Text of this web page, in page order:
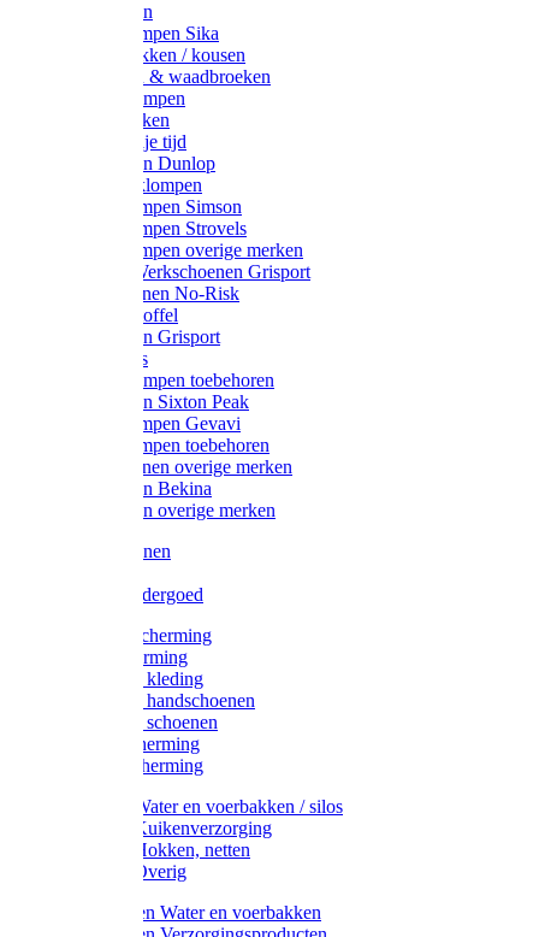
Werksokken
Schoenklompen Sika
Thermo sokken / kousen
Lieslaarzen & waadbroeken
Houten klompen
Wandelsokken
Laarzen vrije tijd
Werklaarzen Dunlop
Kunststof klompen
Schoenklompen Simson
Schoenklompen Strovels
Schoenklompen overige merken
Wandel-/ Werkschoenen Grisport
Werkschoenen No-Risk
Klomppantoffel
Werklaarzen Grisport
Accessoires
Houten klompen toebehoren
Werklaarzen Sixton Peak
Schoenklompen Gevavi
Schoenklompen toebehoren
Werkschoenen overige merken
Werklaarzen Bekina
Werklaarzen overige merken
Handschoenen
Thermo ondergoed
Gehoorbescherming
Oogbescherming
Disposable kleding
Disposable handschoenen
Disposable schoenen
Mondbescherming
Hoofdbescherming
Pluimvee Water en voerbakken / silos
Pluimvee Kuikenverzorging
Pluimvee Hokken, netten
Pluimvee Overig
Knaagdieren Water en voerbakken